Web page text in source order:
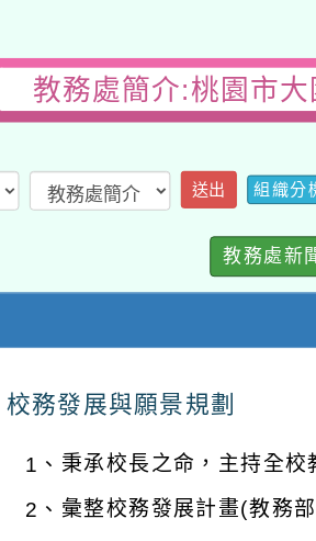
教務處簡介:桃園市
送出 組織分
教務處新
校務發展與願景規劃
1、 秉承校長之命，主持全校
2、 彙整校務發展計畫(教務